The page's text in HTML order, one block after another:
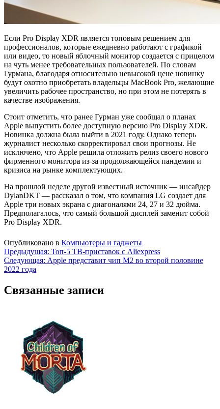
Если Pro Display XDR является топовым решением для
профессионалов, которые ежедневно работают с графикой
или видео, то новый яблочный монитор создается с прицелом
на чуть менее требовательных пользователей. По словам
Гурмана, благодаря относительно невысокой цене новинку
будут охотно приобретать владельцы MacBook Pro, желающие
увеличить рабочее пространство, но при этом не потерять в
качестве изображения.
Стоит отметить, что ранее Гурман уже сообщал о планах
Apple выпустить более доступную версию Pro Display XDR.
Новинка должна была выйти в 2021 году. Однако теперь
журналист несколько скорректировал свои прогнозы. Не
исключено, что Apple решила отложить релиз своего нового
фирменного монитора из-за продолжающейся пандемии и
кризиса на рынке комплектующих.
На прошлой неделе другой известный источник — инсайдер
DylanDKT — рассказал о том, что компания LG создает для
Apple три новых экрана с диагоналями 24, 27 и 32 дюйма.
Предполагалось, что самый большой дисплей заменит собой
Pro Display XDR.
Опубликовано в Компьютеры и гаджеты
Навигация
по
Предыдущая: Топ-5 ТВ-приставок с Aliexpress
Следующая: Apple представит чип M2 во второй половине
2022 года
Связанные записи